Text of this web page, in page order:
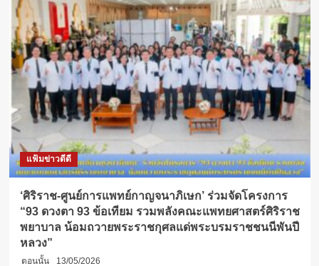
แฟ้มข่าวดีดี
‘ศิริราช-ศูนย์การแพทย์กาญจนาภิเษก’ ร่วมจัดโครงการ
“93 ดวงตา 93 ข้อเทียม รวมพลังคณะแพทยศาสตร์ศิริราช
พยาบาล น้อมถวายพระราชกุศลแด่พระบรมราชชนนีพันปี
หลวง”
ตอนนั้น
13/05/2026